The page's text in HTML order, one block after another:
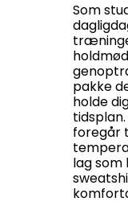
Som
pakke
holde
foregår
lag